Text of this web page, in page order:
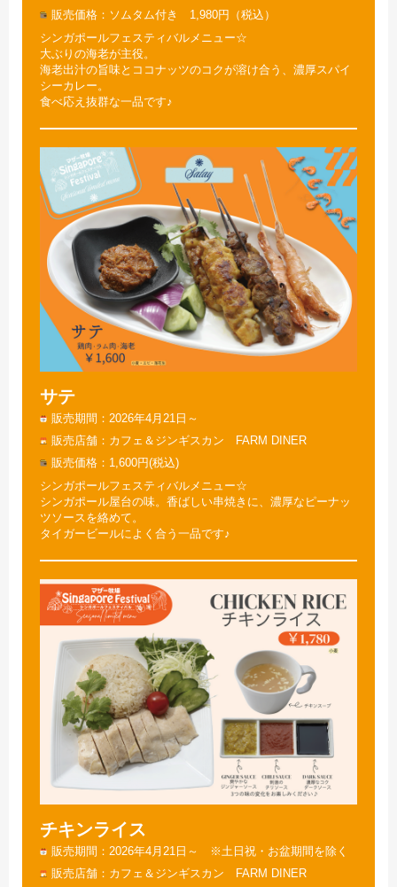
販売価格
ソムタム付き 1,980円（税込）
シンガポールフェスティバルメニュー☆
大ぶりの海老が主役。
海老出汁の旨味とココナッツのコクが溶け合う、濃厚スパイ
シーカレー。
食べ応え抜群な一品です♪
サテ
販売期間
2026年4月21日～
販売店舗
カフェ＆ジンギスカン FARM DINER
販売価格
1,600円(税込)
シンガポールフェスティバルメニュー☆
シンガポール屋台の味。香ばしい串焼きに、濃厚なピーナッ
ツソースを絡めて。
タイガービールによく合う一品です♪
チキンライス
販売期間
2026年4月21日～ ※土日祝・お盆期間を除く
販売店舗
カフェ＆ジンギスカン FARM DINER